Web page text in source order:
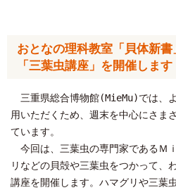
おとなの理科教室「貝体新
「三葉虫講座」を開催します
三重県総合博物館(MieMu)では、
用いただくため、週末を中心にさま
ています。
今回は、三葉虫の専門家であるＭ
リなどの貝殻や三葉虫をつかって、
講座を開催します。ハマグリや三葉